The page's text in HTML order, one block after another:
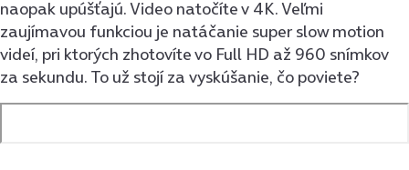
naopak upúšťajú. Video natočíte v 4K. Veľmi
zaujímavou funkciou je natáčanie super slow motion
videí, pri ktorých zhotovíte vo Full HD až 960 snímkov
za sekundu. To už stojí za vyskúšanie, čo poviete?